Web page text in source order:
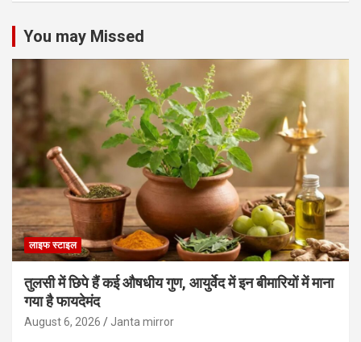
You may Missed
लाइफ स्टाइल
तुलसी में छिपे हैं कई औषधीय गुण, आयुर्वेद में इन बीमारियों में माना
गया है फायदेमंद
August 6, 2026 Janta mirror